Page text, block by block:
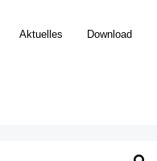
Aktuelles Download